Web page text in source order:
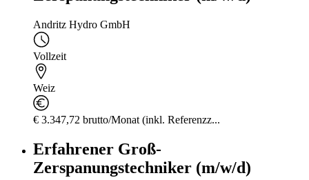
Andritz Hydro GmbH
Vollzeit
Weiz
€ 3.347,72 brutto/Monat (inkl. Referenzz...
Erfahrener Groß-
Zerspanungstechniker (m/w/d)